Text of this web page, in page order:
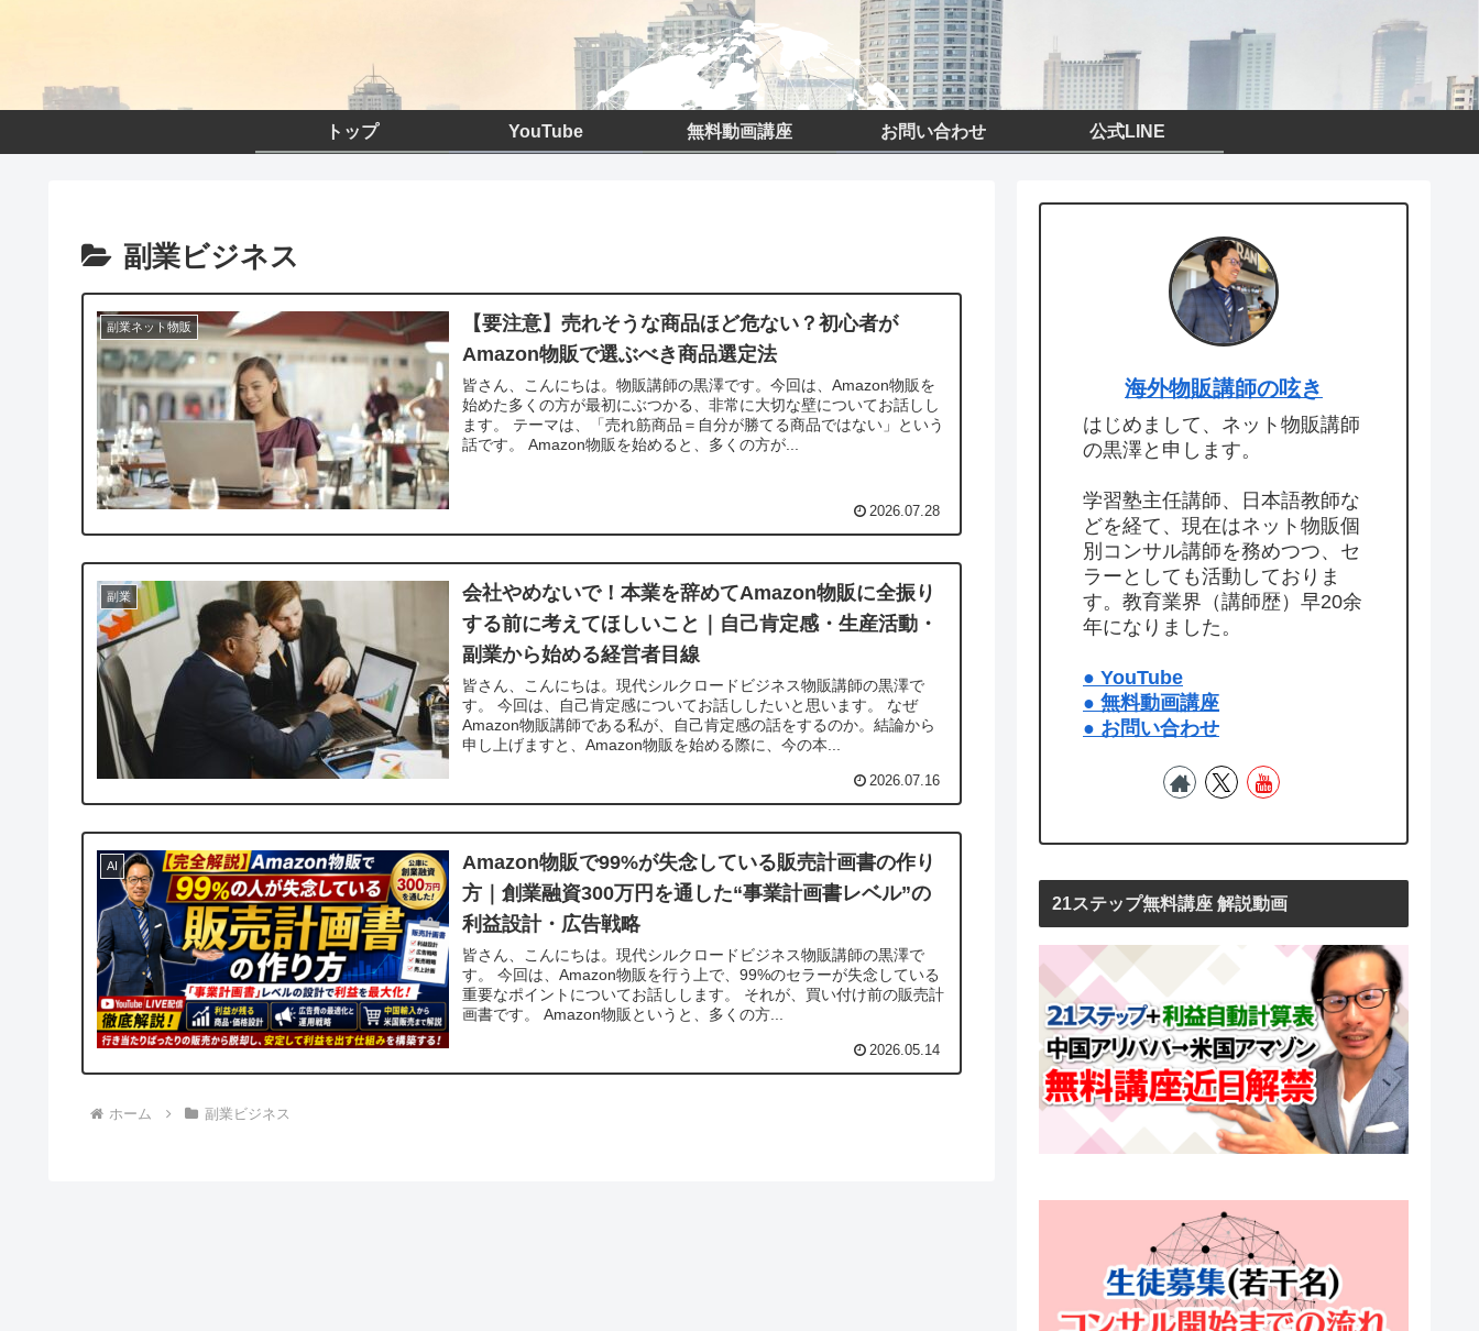
トップ YouTube 無料動画講座 お問い合わせ 公式LINE
副業ビジネス
副業ネット物販
【要注意】売れそうな商品ほど危ない？初心者が
Amazon物販で選ぶべき商品選定法
皆さん、こんにちは。物販講師の黒澤です。今回は、Amazon物販を
始めた多くの方が最初にぶつかる、非常に大切な壁についてお話しし
ます。 テーマは、「売れ筋商品＝自分が勝てる商品ではない」という
話です。 Amazon物販を始めると、多くの方が...
2026.07.28
副業
会社やめないで！本業を辞めてAmazon物販に全振り
する前に考えてほしいこと｜自己肯定感・生産活動・
副業から始める経営者目線
皆さん、こんにちは。現代シルクロードビジネス物販講師の黒澤で
す。 今回は、自己肯定感についてお話ししたいと思います。 なぜ
Amazon物販講師である私が、自己肯定感の話をするのか。結論から
申し上げますと、Amazon物販を始める際に、今の本...
2026.07.16
AI
Amazon物販で99%が失念している販売計画書の作り
方｜創業融資300万円を通した“事業計画書レベル”の
利益設計・広告戦略
皆さん、こんにちは。現代シルクロードビジネス物販講師の黒澤で
す。 今回は、Amazon物販を行う上で、99%のセラーが失念している
重要なポイントについてお話しします。 それが、買い付け前の販売計
画書です。 Amazon物販というと、多くの方...
2026.05.14
ホーム 副業ビジネス
海外物販講師の呟き
はじめまして、ネット物販講師
の黒澤と申します。
学習塾主任講師、日本語教師な
どを経て、現在はネット物販個
別コンサル講師を務めつつ、セ
ラーとしても活動しておりま
す。教育業界（講師歴）早20余
年になりました。
● YouTube
● 無料動画講座
● お問い合わせ
21ステップ無料講座 解説動画